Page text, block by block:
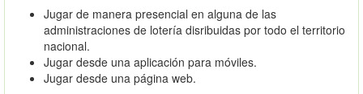
Jugar de manera presencial en alguna de las
administraciones de lotería disribuidas por todo el territorio
nacional.
Jugar desde una aplicación para móviles.
Jugar desde una página web.